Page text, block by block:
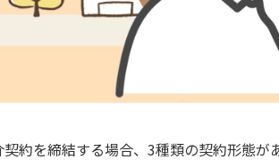
約を締結する場合、 3種類の契約形態が